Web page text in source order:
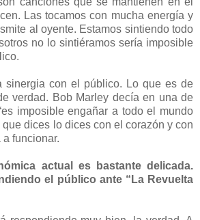
Las tocamos con mucha energía y
al oyente. Estamos sintiendo todo
no lo sintiéramos sería imposible
sinergia con el público. Lo que es de
verdad. Bob Marley decía en una de
imposible engañar a todo el mundo
que dices lo dices con el corazón y con
a funcionar.
actual es bastante delicada.
el público ante “La Revuelta